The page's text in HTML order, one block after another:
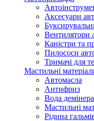
Аксесуари
Вентилятори
Каністри та
Пилососи
Тримачі для
Мастильні
Автомасла
Антифриз
Вода
Мастильні
Рідина